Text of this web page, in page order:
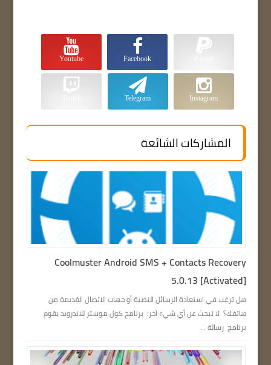
Facebook
Youtube
Instagram
Telegram
المشاركات الشائعة
Coolmuster Android SMS + Contacts Recovery
5.0.13 [Activated]
هل ترغب في استعادة الرسائل النصية أو جهات الاتصال القديمة من
هاتفك؟ لا تبحث عن أي شيء آخر؛ برنامج كول موستر للاندرويد يقوم
برنامج رسالة ...